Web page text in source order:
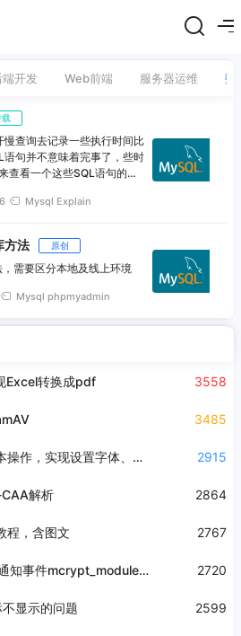
端开发 Web前端 服务器运维 数
载
查询去记录一些执行时间比
句并不意味着完事了，些时
查看一个这些SQL语句的执
查看。所以我们深入了解
运行SQL语句时哪种策略预
Mysql Explain
方法 原创
需要区分本地及线上环境
Mysql phpmyadmin
Excel转换成pdf 3558
3485
3. PHPExcel导出Excel基本操作，实现设置字体、合并单元格、加粗等功能 2915
解析 2864
程，含图文 2767
6. PHP7+微信公众号主动通知事件mcrypt_module_open函数无法使用 2720
显示的问题 2599